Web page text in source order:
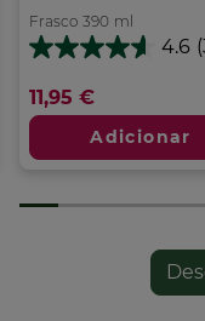
Frasco 390 ml
4.6
4.6
5
estrelas.
análises
11,95 €
Adicionar